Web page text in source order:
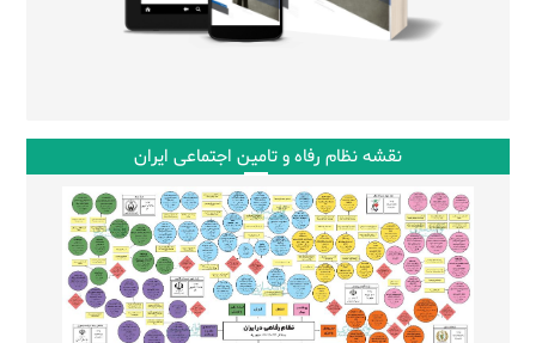
نقشه نظام رفاه و تامین اجتماعی ایران